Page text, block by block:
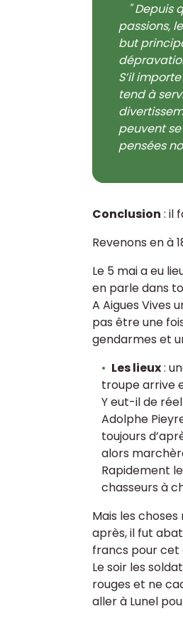
" Depuis
passions,
but
S’il
tend à
peuvent
pensées
Conclusion : il
Revenons en à
Le 5 mai a eu
en parle dans
A Aigues Vives
pas être une
gendarmes et
Les lieux:
troupe arrive
Y eut-il de
Adolphe
toujours
alors
Rapidement
chasseurs à
Mais les
après, il fut
francs pour cet
Le soir les
rouges et ne
aller à Lunel